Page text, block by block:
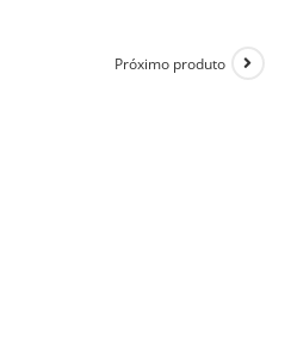
Próximo produto